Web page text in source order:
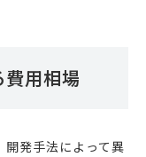
用相場
発手法によって異